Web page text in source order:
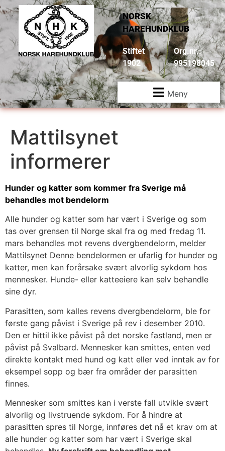
NORSK
HAREHUNDKLUB
Stiftet
1902
Org.nr.:
995198045
Meny
Mattilsynet
informerer
Hunder og katter som kommer fra Sverige må
behandles mot bendelorm
Alle hunder og katter som har vært i Sverige og som
tas over grensen til Norge skal fra og med fredag 11.
mars behandles mot revens dvergbendelorm, melder
Mattilsynet Denne bendelormen er ufarlig for hunder og
katter, men kan forårsake svært alvorlig sykdom hos
mennesker. Hunde- eller katteeiere kan selv behandle
sine dyr.
Parasitten, som kalles revens dvergbendelorm, ble for
første gang påvist i Sverige på rev i desember 2010.
Den er hittil ikke påvist på det norske fastland, men er
påvist på Svalbard. Mennesker kan smittes, enten ved
direkte kontakt med hund og katt eller ved inntak av for
eksempel sopp og bær fra områder der parasitten
finnes.
Mennesker som smittes kan i verste fall utvikle svært
alvorlig og livstruende sykdom. For å hindre at
parasitten spres til Norge, innføres det nå et krav om at
alle hunder og katter som har vært i Sverige skal